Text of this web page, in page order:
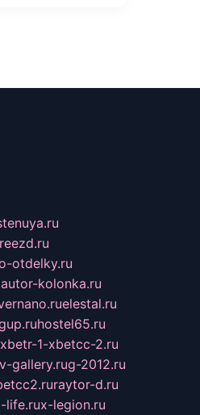
otdelky.ru
kolonka.ru
elestal.ru
hostel65.ru
1-xbetcc-2.ru
gallery.rug-2012.ru
raytor-d.ru
life.rux-legion.ru